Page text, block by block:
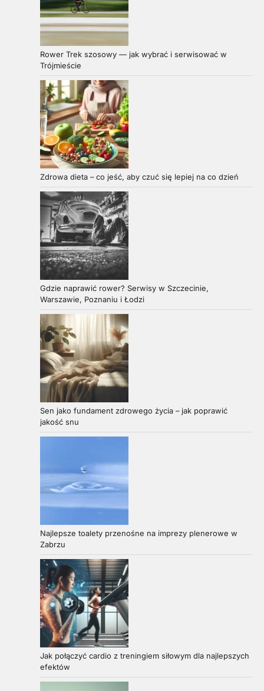
Rower Trek szosowy — jak wybrać i serwisować w
Trójmieście
Zdrowa dieta – co jeść, aby czuć się lepiej na co dzień
Gdzie naprawić rower? Serwisy w Szczecinie,
Warszawie, Poznaniu i Łodzi
Sen jako fundament zdrowego życia – jak poprawić
jakość snu
Najlepsze toalety przenośne na imprezy plenerowe w
Zabrzu
Jak połączyć cardio z treningiem siłowym dla najlepszych
efektów